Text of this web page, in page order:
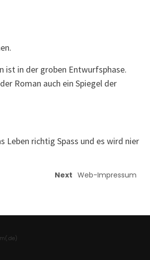
ist in der groben Entwurfsphase.
Roman auch ein Spiegel der
Leben richtig Spass und es wird nier
Next Web-Impressum